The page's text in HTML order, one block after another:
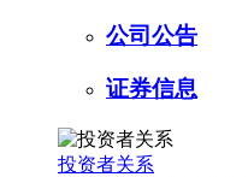
公司公告
证券信息
投资者关系